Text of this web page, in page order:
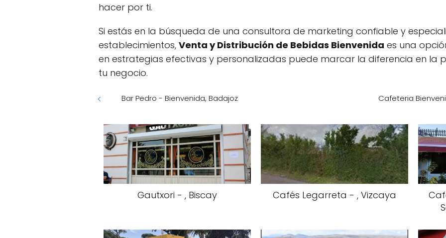
hacer por ti.
Si estás en la búsqueda de una consultora de marketing confiable y
establecimientos, Venta y Distribución de Bebidas Bienvenida es una
en estrategias efectivas y personalizadas puede marcar la diferencia en la
tu negocio.
Bar Pedro - Bienvenida, Badajoz Cafeteria
Gautxori - , Biscay Cafés Legarreta - , Vizcaya